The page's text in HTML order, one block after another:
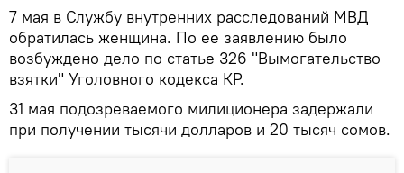
7 мая в Службу внутренних расследований МВД
обратилась женщина. По ее заявлению было
возбуждено дело по статье 326 "Вымогательство
взятки" Уголовного кодекса КР.
31 мая подозреваемого милиционера задержали
при получении тысячи долларов и 20 тысяч сомов.